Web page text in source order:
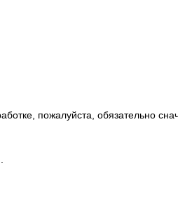
пожалуйста, обязательно